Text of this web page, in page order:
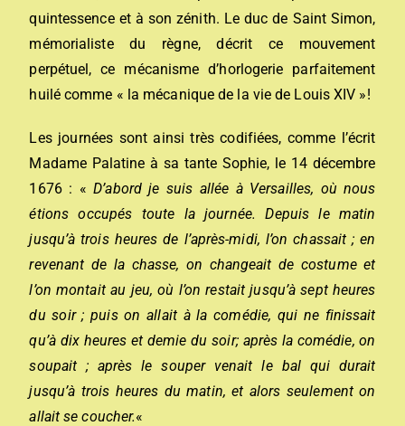
quintessence et à son zénith. Le duc de Saint Simon,
mémorialiste du règne, décrit ce mouvement
perpétuel, ce mécanisme d’horlogerie parfaitement
huilé comme « la mécanique de la vie de Louis XIV »!
Les journées sont ainsi très codifiées, comme l’écrit
Madame Palatine à sa tante Sophie, le 14 décembre
1676 : «D’abord je suis allée à Versailles, où nous
étions occupés toute la journée. Depuis le matin
jusqu’à trois heures de l’après-midi, l’on chassait ; en
revenant de la chasse, on changeait de costume et
l’on montait au jeu, où l’on restait jusqu’à sept heures
du soir ; puis on allait à la comédie, qui ne finissait
qu’à dix heures et demie du soir; après la comédie, on
soupait ; après le souper venait le bal qui durait
jusqu’à trois heures du matin, et alors seulement on
allait se coucher.«